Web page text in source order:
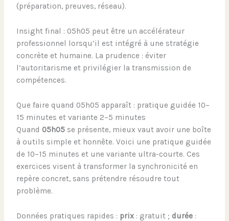
(préparation, preuves, réseau).
Insight final : 05h05 peut être un accélérateur
professionnel lorsqu’il est intégré à une stratégie
concrète et humaine. La prudence : éviter
l’autoritarisme et privilégier la transmission de
compétences.
Que faire quand 05h05 apparaît : pratique guidée 10–
15 minutes et variante 2–5 minutes
Quand 05h05 se présente, mieux vaut avoir une boîte
à outils simple et honnête. Voici une pratique guidée
de 10–15 minutes et une variante ultra-courte. Ces
exercices visent à transformer la synchronicité en
repère concret, sans prétendre résoudre tout
problème.
Données pratiques rapides : prix : gratuit ; durée :